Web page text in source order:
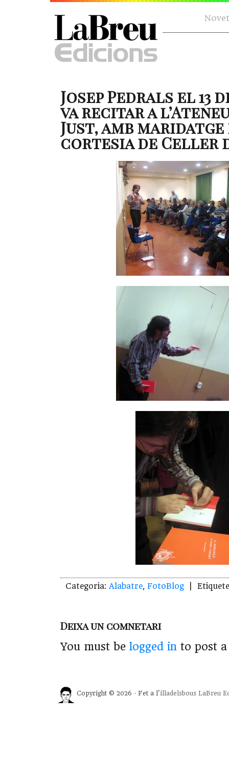
Josep Pedrals el 13
va recitar a
Just, amb maridatge
cortesia de Celler
Categoria: Alabatre, FotoBlog |
Deixa un comnetari
You must be logged in to post
Copyright © 2026 · Fet a l'illadelsbous LaBreu